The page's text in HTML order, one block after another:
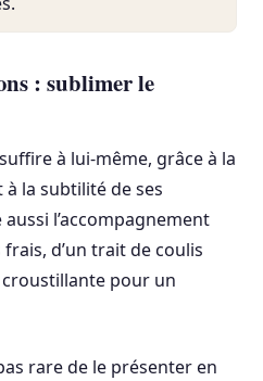
: sublimer le
à lui-même, grâce à la
la subtilité de ses
l’accompagnement
d’un trait de coulis
croustillante pour un
rare de le présenter en